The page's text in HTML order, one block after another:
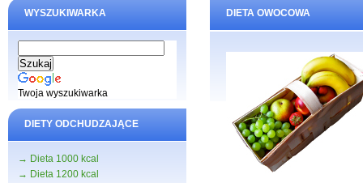
WYSZUKIWARKA
Twoja wyszukiwarka
DIETY ODCHUDZAJĄCE
→ Dieta 1000 kcal
→ Dieta 1200 kcal
DIETA OWOCOWA